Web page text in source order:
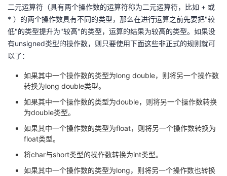
二元运算符（具有两个操作数的运算符称为二元运算符，比如 + 或
* ）的两个操作数具有不同的类型，那么在进行运算之前先要把"较
低"的类型提升为"较高"的类型，运算的结果为较高的类型。如果没
有unsigned类型的操作数，则只要使用下面这些非正式的规则就可
以了：
如果其中一个操作数的类型为long double，则将另一个操作数
转换为long double类型。
如果其中一个操作数的类型为double，则将另一个操作数转换
为double类型。
如果其中一个操作数的类型为float，则将另一个操作数转换为
float类型。
将char与short类型的操作数转换为int类型。
如果其中一个操作数的类型为long，则将另一个操作数也转换